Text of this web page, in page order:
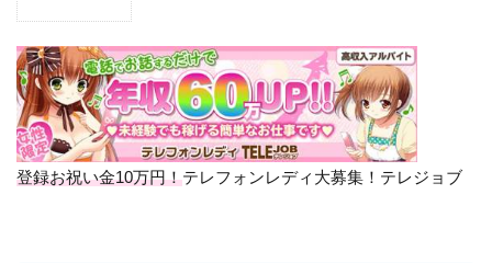
ェ
ッ
ト
証
券
に
登録お祝い金10万円！テレフォンレディ大募集！テレジョブ